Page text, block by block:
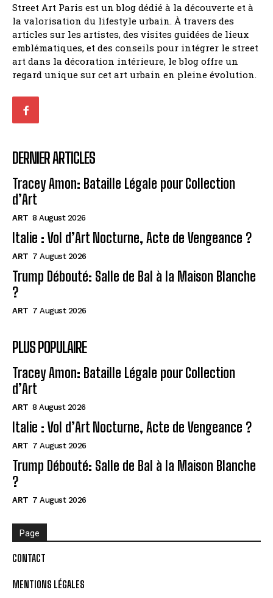
Street Art Paris est un blog dédié à la découverte et à
la valorisation du lifestyle urbain. À travers des
articles sur les artistes, des visites guidées de lieux
emblématiques, et des conseils pour intégrer le street
art dans la décoration intérieure, le blog offre un
regard unique sur cet art urbain en pleine évolution.
DERNIER ARTICLES
Tracey Amon: Bataille Légale pour Collection
d’Art
ART 8 August 2026
Italie : Vol d’Art Nocturne, Acte de Vengeance ?
ART 7 August 2026
Trump Débouté: Salle de Bal à la Maison Blanche
?
ART 7 August 2026
PLUS POPULAIRE
Tracey Amon: Bataille Légale pour Collection
d’Art
ART 8 August 2026
Italie : Vol d’Art Nocturne, Acte de Vengeance ?
ART 7 August 2026
Trump Débouté: Salle de Bal à la Maison Blanche
?
ART 7 August 2026
Page
CONTACT
MENTIONS LÉGALES